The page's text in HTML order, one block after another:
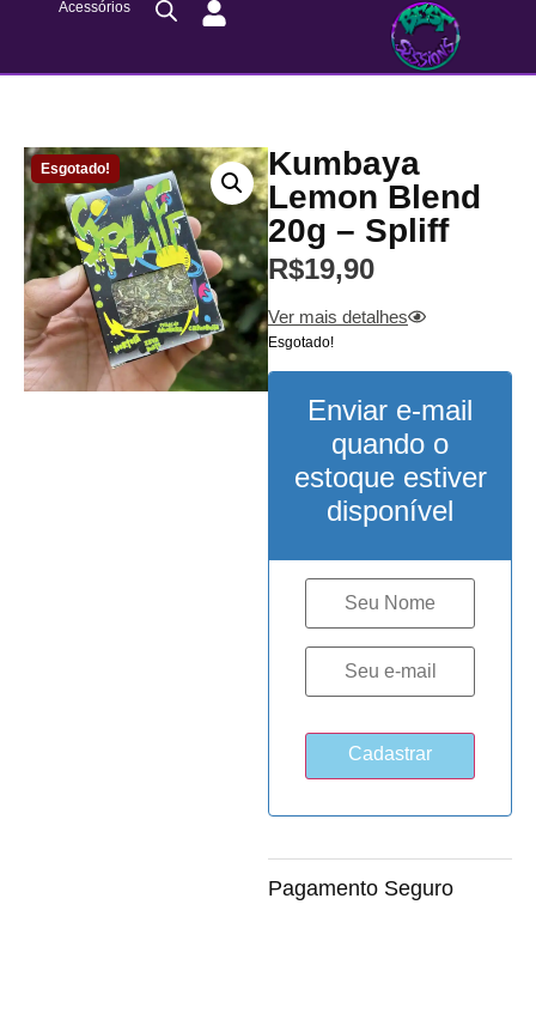
Acessórios
Esgotado!
Kumbaya
Lemon Blend
20g – Spliff
R$19,90
Pagamento Seguro
Ver mais detalhes
Esgotado!
Enviar e-mail
quando o
estoque estiver
disponível